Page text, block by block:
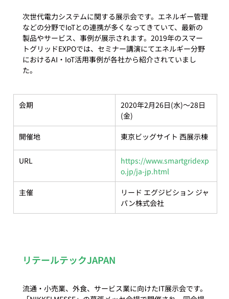
次世代電力システムに関する展示会です。エネルギー管理
などの分野でIoTとの連携が多くなってきていて、最新の
製品やサービス、事例が展示されます。2019年のスマー
トグリッドEXPOでは、セミナー講演にてエネルギー分野
におけるAI・IoT活用事例が各社から紹介されていまし
会期
2020年2月26日(水)～28日
(金)
開催地 東京ビッグサイト 西展示棟
URL
https://www.smartgridexp
o.jp/ja-jp.html
主催
リード エグジビション ジャ
パン株式会社
リテールテックJAPAN
流通・小売業、外食、サービス業に向けたIT展示会です。